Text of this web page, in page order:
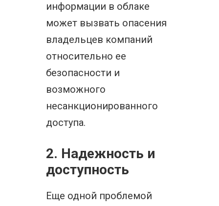
информации в облаке
может вызвать опасения
владельцев компаний
относительно ее
безопасности и
возможного
несанкционированного
доступа.
2. Надежность и
доступность
Еще одной проблемой